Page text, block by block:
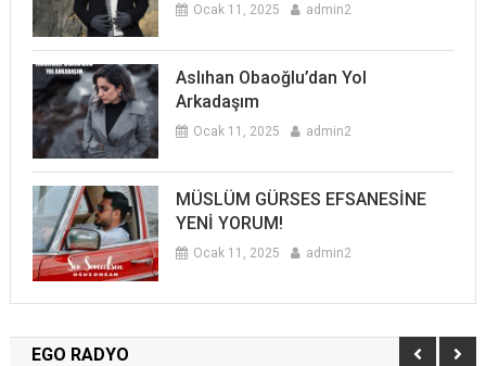
Ocak 11, 2025 admin2
Aslıhan Obaoğlu’dan Yol
Arkadaşım
Ocak 11, 2025 admin2
MÜSLÜM GÜRSES EFSANESİNE
YENİ YORUM!
Ocak 11, 2025 admin2
EGO RADYO